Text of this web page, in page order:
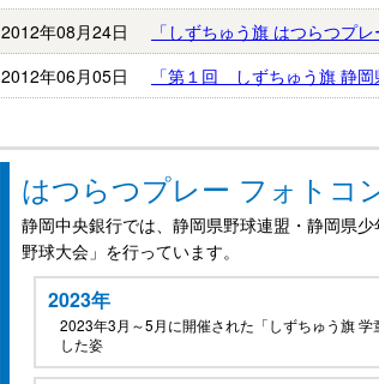
2012年08月24日
「しずちゅう旗 はつらつプ
2012年06月05日
「第１回 しずちゅう旗 静
はつらつプレー フォトコ
静岡中央銀行では、静岡県野球連盟・静岡県
野球大会」を行っています。
2023年
2023年3月～5月に開催された「しずちゅう旗
した姿